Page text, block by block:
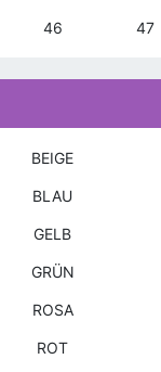
46 47
BEIGE
BLAU
GELB
GRÜN
ROSA
ROT